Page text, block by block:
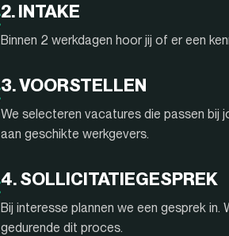
2. INTAKE
Binnen 2 werkdagen hoor jij of er een
3. VOORSTELLEN
We selecteren vacatures die passen bij
aan geschikte werkgevers.
4. SOLLICITATIEGESPREK
Bij interesse plannen we een gesprek in.
gedurende dit proces.